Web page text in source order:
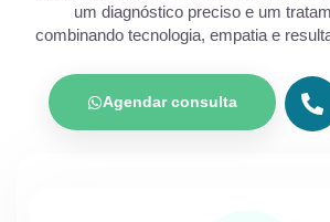
um diagnóstico preciso e um
combinando tecnologia, empatia e
Agendar consulta